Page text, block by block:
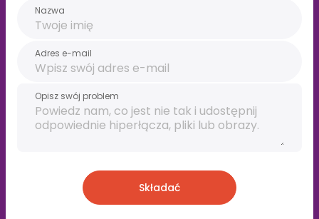
Nazwa
Adres e-mail
Opisz swój problem
Składać